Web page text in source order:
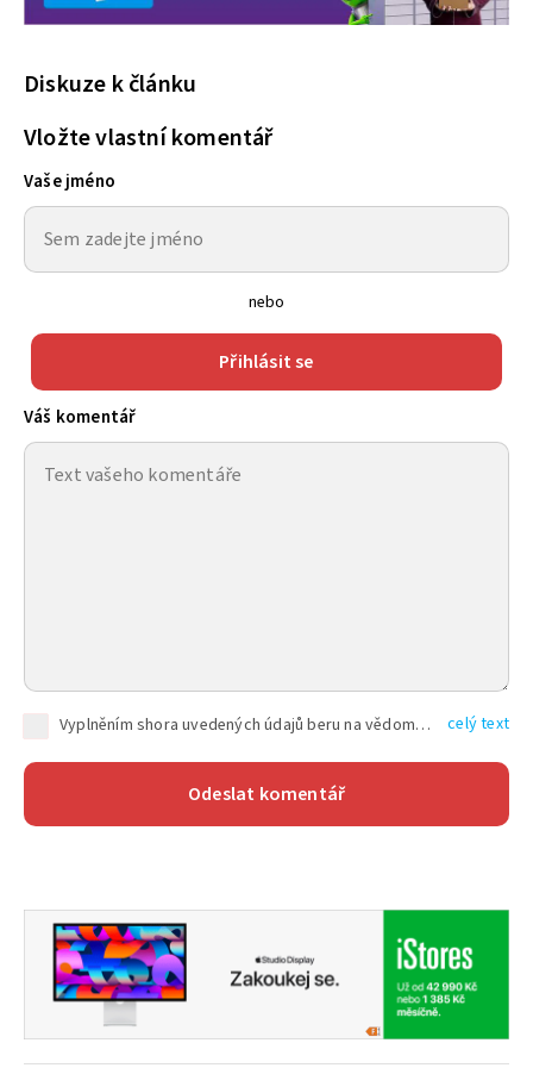
Diskuze k článku
Vložte vlastní komentář
Vaše jméno
nebo
Přihlásit se
Váš komentář
Vyplněním shora uvedených údajů beru na vědomí, že společnost TEXT FACTORY s.r.o., sídlem Brno, Durďákova 336/29, Černá Pole, PSČ: 613 00, IČ: 06157831, zapsané u Krajského soudu v Brně, oddíl C, vložka 100399, bude zpracovávat mé osobní údaje uvedené v rámci mnou vyplněného registračního formuláře na základě oprávněných zájmů TEXT FACTORY s.r.o. dle čl. 6 odst. 1 písm. f) GDPR a pro splnění právních povinností (čl. 6 odst. 1 písm. c) GDPR), a to pro tyto účely: nezbytnost zajistit oprávnění návštěvníka webových stránek provozovaných společností TEXT FACTORY s.r.o. přispívat aktivně ke zveřejněným článkům nebo v rámci diskusních fór a výkon práv TEXT FACTORY s.r.o. jako administrátora těchto diskusních fór. Více informací o zpracování osobních údajů a právech lze nalézt v celý text